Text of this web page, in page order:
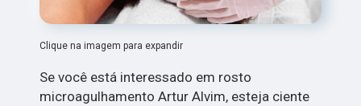
Clique na imagem para expandir
Se você está interessado em rosto
microagulhamento Artur Alvim, esteja ciente